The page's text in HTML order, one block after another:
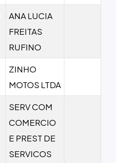
ANA LUCIA
FREITAS
RUFINO
ZINHO
MOTOS LTDA
SERV COM
COMERCIO
E PREST DE
SERVICOS